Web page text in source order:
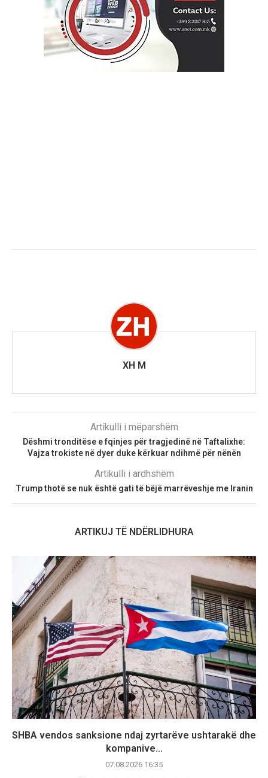
XH M
Artikulli i mëparshëm
Dëshmi tronditëse e fqinjes për tragjedinë në Taftalixhe:
Vajza trokiste në dyer duke kërkuar ndihmë për nënën
Artikulli i ardhshëm
Trump thotë se nuk është gati të bëjë marrëveshje me Iranin
ARTIKUJ TË NDËRLIDHURA
SHBA vendos sanksione ndaj zyrtarëve ushtarakë dhe
kompanive...
07.08.2026 16:35